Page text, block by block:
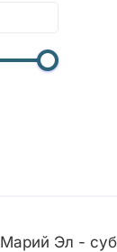
Марий Эл -